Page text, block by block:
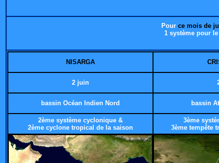
Pour ce mois de
1 système pour
NISARGA
2 juin
bassin Océan Indien Nord bassin
2ème système cyclonique &
2ème cyclone tropical de la saison
3ème
3ème tempête